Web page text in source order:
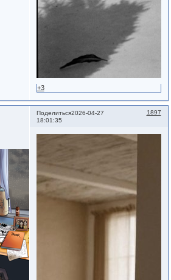
+3
Поделиться 1897
2026-04-27
18:01:35